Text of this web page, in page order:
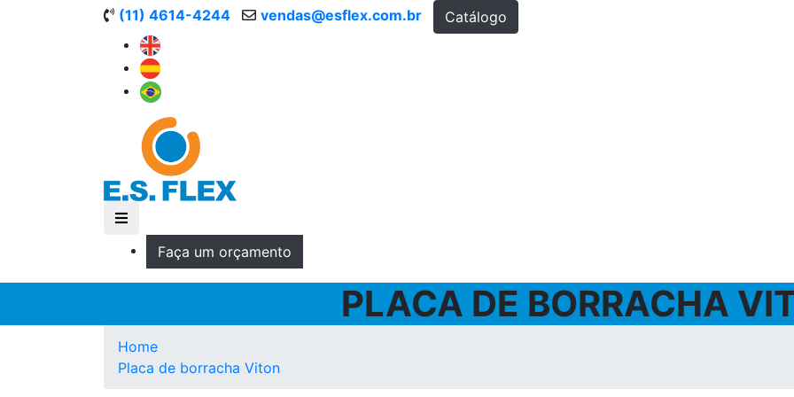
(11) 4614-4244 vendas@esflex.com.br Catálogo
Faça um orçamento
PLACA DE BORRACHA
Home
Placa de borracha Viton